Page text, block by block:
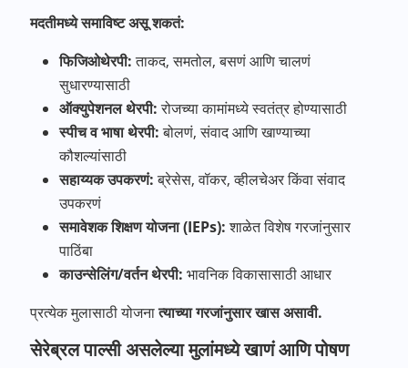
मदतीमध्ये समाविष्ट असू शकतं:
फिजिओथेरपी:ताकद, समतोल, बसणं आणि चालणं
सुधारण्यासाठी
ऑक्युपेशनलथेरपी:रोजच्या कामांमध्ये स्वतंत्र होण्यासाठी
स्पीचवभाषाथेरपी:बोलणं, संवाद आणि खाण्याच्या
कौशल्यांसाठी
सहाय्यकउपकरणं:ब्रेसेस, वॉकर, व्हीलचेअर किंवा संवाद
उपकरणं
समावेशकशिक्षणयोजना(IEPs):शाळेत विशेष गरजांनुसार
पाठिंबा
काउन्सेलिंग/वर्तनथेरपी: भावनिक विकासासाठी आधार
प्रत्येक मुलासाठी योजनात्याच्यागरजांनुसारखासअसावी.
सेरेब्रल पाल्सी असलेल्या मुलांमध्ये खाणं आणि पोषण